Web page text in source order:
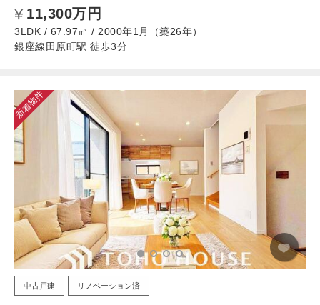
11,300万円
3LDK / 67.97㎡ / 2000年1月（築26年）
銀座線田原町駅 徒歩3分
新着物件
中古戸建 リノベーション済